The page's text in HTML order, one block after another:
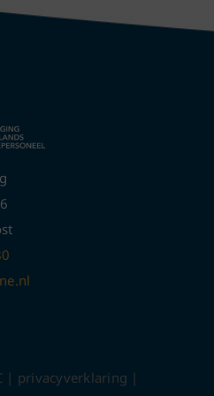
| privacyverklaring |